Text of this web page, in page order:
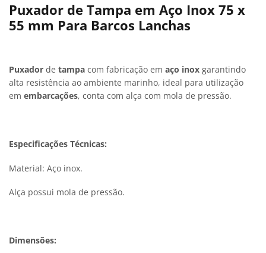
Puxador de Tampa em Aço Inox 75 x
55 mm Para Barcos Lanchas
Puxador de tampa com fabricação em aço inox garantindo
alta resistência ao ambiente marinho, ideal para utilização
em embarcações, conta com alça com mola de pressão.
Especificações Técnicas:
Material: Aço inox.
Alça possui mola de pressão.
Dimensões: